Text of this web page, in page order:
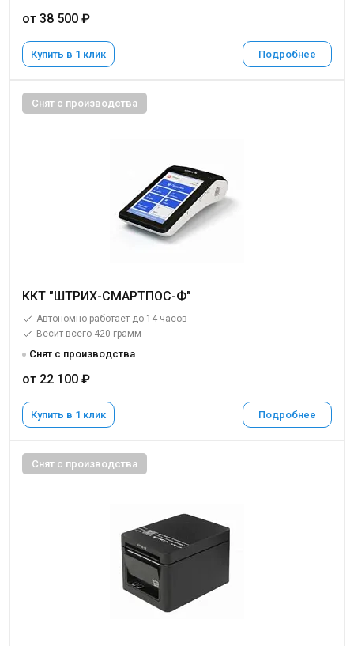
от 38 500 ₽
Купить в 1 клик Подробнее
Снят с производства
ККТ "ШТРИХ-СМАРТПОС-Ф"
Автономно работает до 14 часов
Весит всего 420 грамм
Снят с производства
от 22 100 ₽
Купить в 1 клик Подробнее
Снят с производства